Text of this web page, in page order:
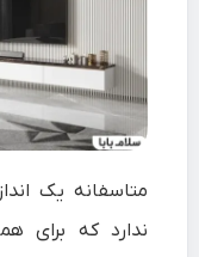
متاسفانه یک
ندارد که برای